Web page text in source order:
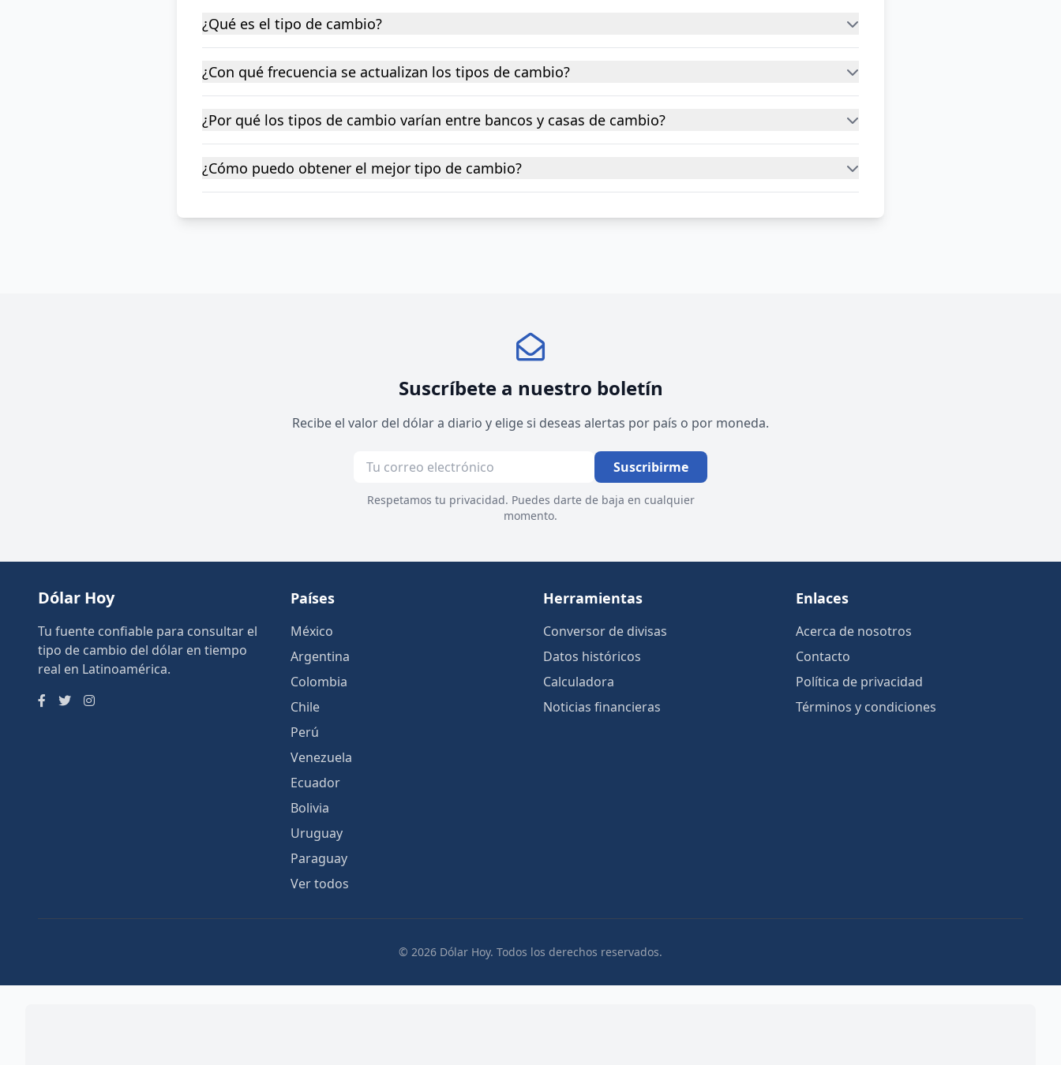
¿Qué es el tipo de cambio?
¿Con qué frecuencia se actualizan los tipos de cambio?
¿Por qué los tipos de cambio varían entre bancos y casas de cambio?
¿Cómo puedo obtener el mejor tipo de cambio?
Suscríbete a nuestro boletín
Recibe el valor del dólar a diario y elige si deseas alertas por país o por moneda.
Suscribirme
Respetamos tu privacidad. Puedes darte de baja en cualquier
momento.
Dólar Hoy
Tu fuente confiable para consultar el
tipo de cambio del dólar en tiempo
real en Latinoamérica.
Países
México
Argentina
Colombia
Chile
Perú
Venezuela
Ecuador
Bolivia
Uruguay
Paraguay
Ver todos
Herramientas
Conversor de divisas
Datos históricos
Calculadora
Noticias financieras
Enlaces
Acerca de nosotros
Contacto
Política de privacidad
Términos y condiciones
© 2026 Dólar Hoy. Todos los derechos reservados.